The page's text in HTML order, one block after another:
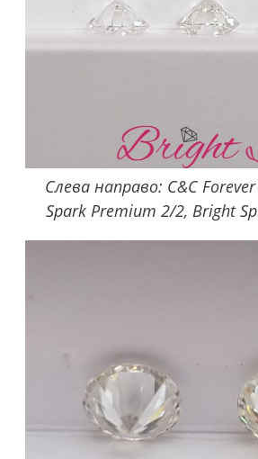
Слева направо: C&C
Spark Premium 2/2, Bright